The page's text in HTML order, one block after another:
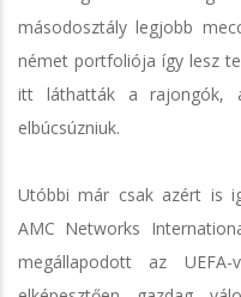
másodosztály legjobb
német portfoliója így lesz
itt láthatták a rajongók,
elbúcsúzniuk.
Utóbbi már csak azért is
AMC Networks
megállapodott az